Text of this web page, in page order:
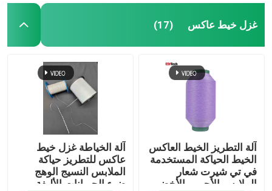
غزل خيط عاكس (17)
آلة التطريز الخيط العاكس
الخيط الحياكة المستخدمة
في تي شيرت شعار
الملابس الأحمر والأخضر
آلة الخياطة غزل خيط
عاكس للتطريز حياكة
الملابس النسيج الوهج
ضوء الحيوانات الأليفة